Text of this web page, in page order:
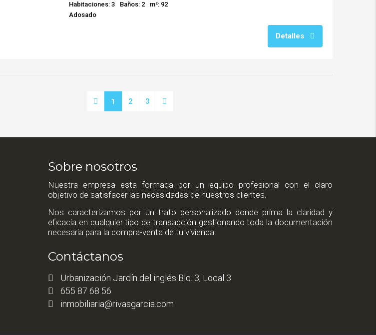
Habitaciones: 3 Baños: 2
m²: 92
Adosado
Detalles
1 2 3
Sobre nosotros
Nuestra empresa esta formada por un equipo profesional con el claro
objetivo de satisfacer las necesidades de nuestros clientes.
Nos caracterizamos por un trato personalizado donde prima la claridad y
eficacia en cualquier tipo de transacción gestionando toda la documentación
necesaria para la compra-venta de tu vivienda.
Contáctanos
Urbanización Jardín del inglés Blq. 3, Local 3
655 87 68 56
inmobiliaria@rivasgarcia.com